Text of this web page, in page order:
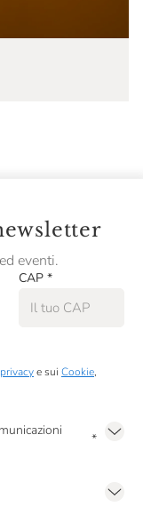
eventi.
CAP *
e sui Cookie,
*